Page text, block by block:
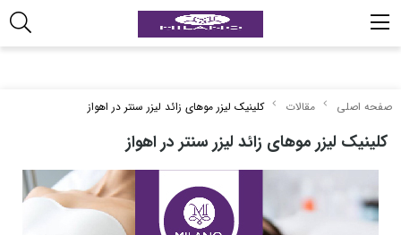
صفحه اصلی مقالات کلینیک لیزر موهای زائد لیزر سنتر در اهواز
کلینیک لیزر موهای زائد لیزر سنتر در اهواز